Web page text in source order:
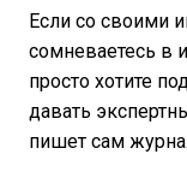
Если со своими
сомневаетесь в
просто хотите
давать
пишет сам